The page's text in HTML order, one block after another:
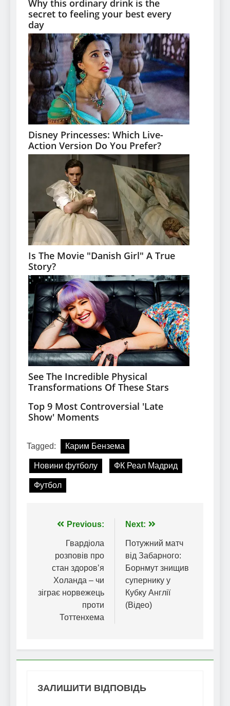
Tagged: Карим Бензема
Новини футболу ФК Реал Мадрид
Футбол
Навігація
записів
Previous:
Гвардіола
розповів про
стан здоровʼя
Холанда – чи
зіграє норвежець
проти
Тоттенхема
Next:
Потужний матч
від Забарного:
Борнмут знищив
супернику у
Кубку Англії
(Відео)
ЗАЛИШИТИ ВІДПОВІДЬ